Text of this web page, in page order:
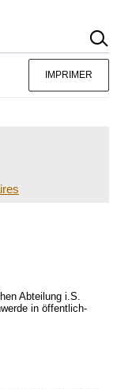
IMPRIMER
Abteilung i.S.
in öffentlich-